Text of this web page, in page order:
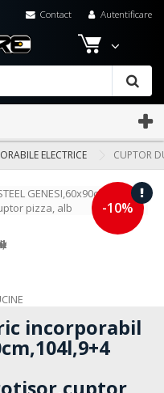
Autentificare
Contact
ELECTRICE CUPTOR
-10%
incorporabil